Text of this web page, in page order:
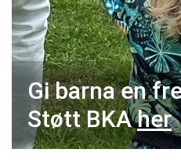
Gi barna en
Støtt BKAher